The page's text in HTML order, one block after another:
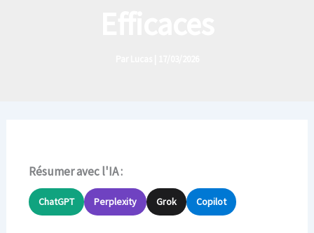
Résumer avec l'IA :
ChatGPT Perplexity Grok Copilot